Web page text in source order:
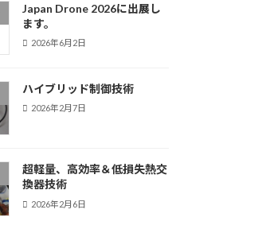
Japan Drone 2026に出展し
ます。
2026年6月2日
ハイブリッド制御技術
2026年2月7日
超軽量、高効率＆低損失熱交
換器技術
2026年2月6日